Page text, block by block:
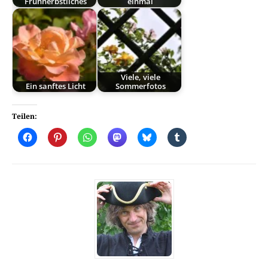
Ein sanftes Licht
Viele, viele
Sommerfotos
Teilen: